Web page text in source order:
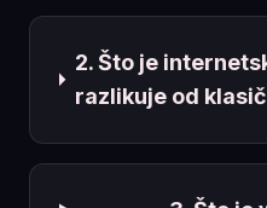
2. Što je
razlikuje od